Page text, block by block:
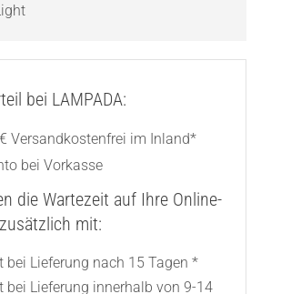
bei LAMPADA:
Versandkostenfrei im Inland*
bei Vorkasse
die Wartezeit auf Ihre Online-
mit:
bei Lieferung nach 15 Tagen *
bei Lieferung innerhalb von 9-14